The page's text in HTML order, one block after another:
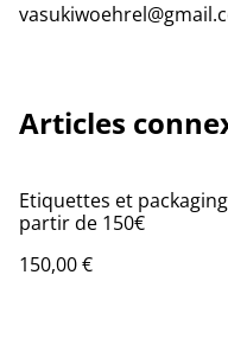
Articles
Etiquettes et
partir de 150€
150,00 €